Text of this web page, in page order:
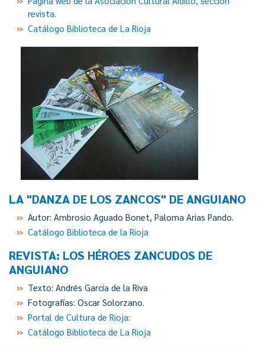
revista.
Catálogo Biblioteca de La Rioja
LA "DANZA DE LOS ZANCOS" DE ANGUIANO
Autor: Ambrosio Aguado Bonet, Paloma Arias Pando.
Catálogo Biblioteca de la Rioja
REVISTA: LOS HÉROES ZANCUDOS DE
ANGUIANO
Texto: Andrés García de la Riva
Fotografías: Oscar Solorzano.
Portal de Cultura de Rioja:
Catálogo Biblioteca de La Rioja